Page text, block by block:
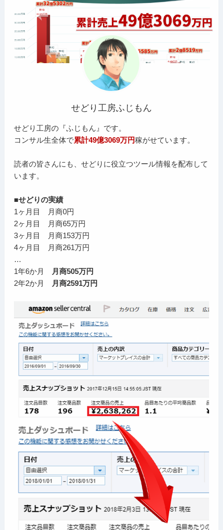
せどり工房ふじもん
せどり工房の『ふじもん』です。
コンサル生全体で累計49億3069万円稼がせています。
読者の皆さんにも、せどりに役立つツール情報を配布して
います。
■せどりの実績
1ヶ月目 月商0円
2ヶ月目 月商65万円
3ヶ月目 月商153万円
4ヶ月目 月商261万円
…
1年6か月
月商505万円
2年2か月
月商2591万円